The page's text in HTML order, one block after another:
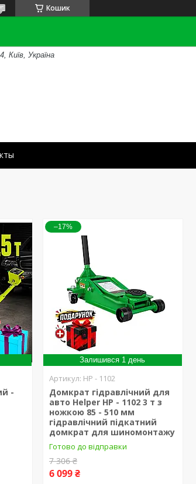
Кошик
Київ, Україна
-
–17%
Залишився 1 день
HP - 1102
Домкрат гідравлічний для
авто Helper HP - 1102 3 т з
ножкою 85 - 510 мм
гідравлічний підкатний
домкрат для шиномонтажу
Готово до відправки
7 306 ₴
6 099 ₴